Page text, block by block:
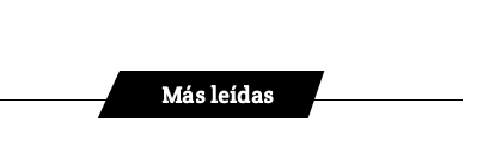
Más leídas